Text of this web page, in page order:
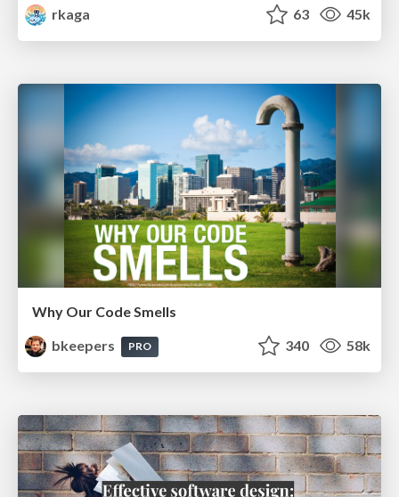
rkaga
63 45k
Why Our Code Smells
bkeepers
PRO 340 58k